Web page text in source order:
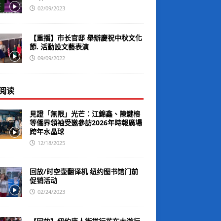
02/09/2023
【重播】市长官邸 舉辦慶祝中秋文化
節. 活動設文藝表演
09/09/2022
读
見證「無限」光芒：江錦鑫、陳鍵榕
等僑界領袖受邀參訪2026年時報廣場
跨年水晶球
12/18/2025
回放/时空壶翻译机 纽约图书馆门前
促销活动
02/24/2023